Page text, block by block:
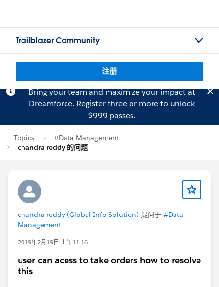
Trailblazer Community
注册
Bring your team and maximize your impact at
Dreamforce. Registerthree or more to unlock
$999 passes.
Topics
#Data Management
chandra reddy 的问题
chandra reddy (Global Info Solution) 提问于 #Data
Management
2019年2月19日 上午11:16
user can acess to take orders how to resolve
this